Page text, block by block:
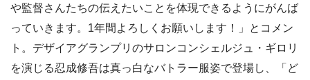
や監督さんたちの伝えたいことを体現できるようにがんば
っていきます。1年間よろしくお願いします！」とコメン
ト。デザイアグランプリのサロンコンシェルジュ・ギロリ
を演じる忍成修吾は真っ白なバトラー服姿で登場し、「ど